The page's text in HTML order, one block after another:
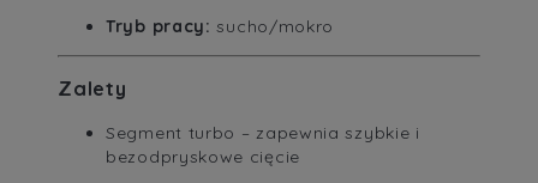
Tryb pracy: sucho/mokro
Zalety
Segment turbo – zapewnia szybkie i
bezodpryskowe cięcie